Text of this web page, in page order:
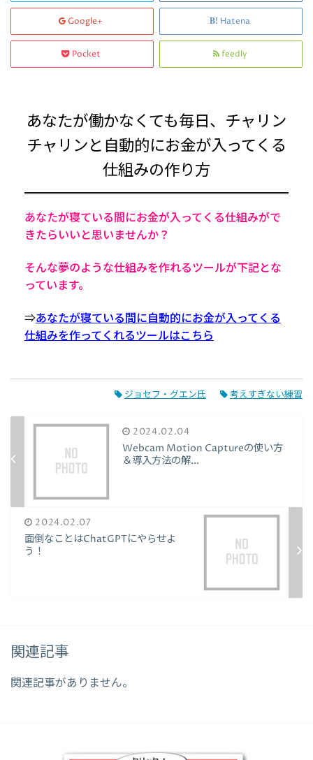
Google+ Hatena
Pocket feedly
あなたが働かなくても毎日、チャリン
チャリンと自動的にお金が入ってくる
仕組みの作り方
あなたが寝ている間にお金が入ってくる仕組みがで
きたらいいと思いませんか？
そんな夢のような仕組みを作れるツールが下記とな
っています。
⇒あなたが寝ている間に自動的にお金が入ってくる
仕組みを作ってくれるツールはこちら
ジョセフ・グエン氏 考えすぎない練習
2024.02.04
Webcam Motion Captureの使い方
＆導入方法の解...
2024.02.07
面倒なことはChatGPTにやらせよ
う！
関連記事
関連記事がありません。